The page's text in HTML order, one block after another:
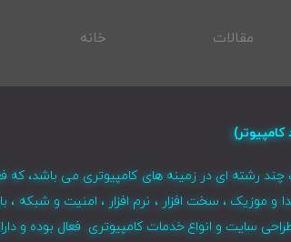
مقالات خانه
کامپیوتر)
چند رشته ای در زمینه های کامپیوتری می باشد،
و موزیک ، سخت افزار ، نرم افزار ، امنیت و
سایت و انواع خدمات کامپیوتری فعال بوده و